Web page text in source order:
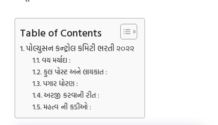
Table of Contents
પોલ્યુસન કન્ટ્રોલ કમિટી ભરતી ૨૦૨૨
વય મર્યાદા :
કુલ પોસ્ટ અને લાયકાત :
પગાર ધોરણ :
અરજી કરવાની રીત :
મહત્વ ની કડીઓ :